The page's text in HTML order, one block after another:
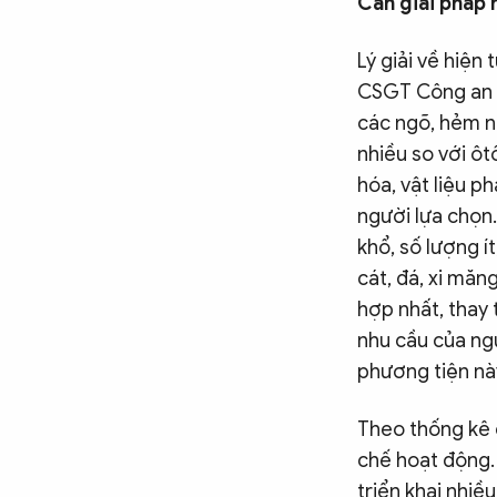
Lý giải về hiện
CSGT Công
các ngõ, hẻm
nhiều so với
hóa, vật liệu
người lựa
khổ, số lượng
cát, đá, xi
hợp nhất, thay
nhu cầu của
phương tiện
Theo thống kê
chế hoạt động.
triển khai